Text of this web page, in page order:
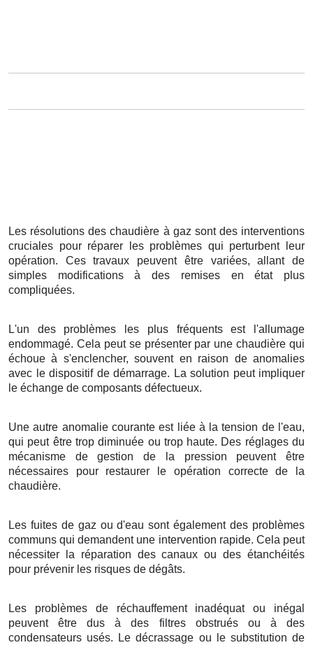
Les résolutions des chaudière à gaz sont des interventions
cruciales pour réparer les problèmes qui perturbent leur
opération. Ces travaux peuvent être variées, allant de
simples modifications à des remises en état plus
compliquées.
L'un des problèmes les plus fréquents est l'allumage
endommagé. Cela peut se présenter par une chaudière qui
échoue à s'enclencher, souvent en raison de anomalies
avec le dispositif de démarrage. La solution peut impliquer
le échange de composants défectueux.
Une autre anomalie courante est liée à la tension de l'eau,
qui peut être trop diminuée ou trop haute. Des réglages du
mécanisme de gestion de la pression peuvent être
nécessaires pour restaurer le opération correcte de la
chaudière.
Les fuites de gaz ou d'eau sont également des problèmes
communs qui demandent une intervention rapide. Cela peut
nécessiter la réparation des canaux ou des étanchéités
pour prévenir les risques de dégâts.
Les problèmes de réchauffement inadéquat ou inégal
peuvent être dus à des filtres obstrués ou à des
condensateurs usés. Le décrassage ou le substitution de